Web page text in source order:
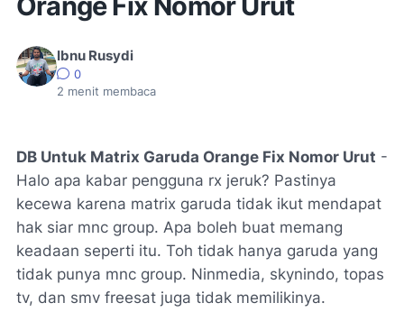
Ibnu Rusydi
0
2 menit membaca
DB Untuk Matrix Garuda Orange Fix Nomor Urut -
Halo apa kabar pengguna rx jeruk? Pastinya
kecewa karena matrix garuda tidak ikut mendapat
hak siar mnc group. Apa boleh buat memang
keadaan seperti itu. Toh tidak hanya garuda yang
tidak punya mnc group. Ninmedia, skynindo, topas
tv, dan smv freesat juga tidak memilikinya.